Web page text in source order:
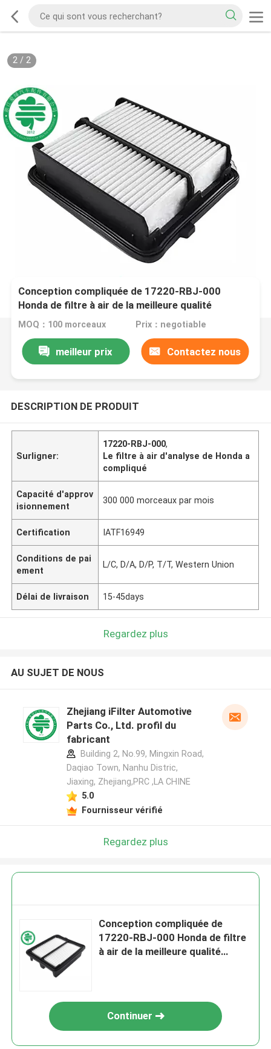
2/ 2
Conception compliquée de 17220-RBJ-000
Honda de filtre à air de la meilleure qualité
d'analyse
MOQ：100 morceaux Prix：negotiable
meilleur prix Contactez nous
DESCRIPTION DE PRODUIT
Surligner:
17220-RBJ-000,
Le filtre à air d'analyse de Honda a
compliqué
Capacité d'approv
isionnement
300 000 morceaux par mois
Certification IATF16949
Conditions de pai
ement
L/C, D/A, D/P, T/T, Western Union
Délai de livraison 15-45days
Regardez plus
AU SUJET DE NOUS
Zhejiang iFilter Automotive
Parts Co., Ltd. profil du
fabricant
Building 2, No.99, Mingxin Road,
Daqiao Town, Nanhu Distric,
Jiaxing, Zhejiang,PRC ,LA CHINE
5.0
Fournisseur vérifié
Regardez plus
Conception compliquée de
17220-RBJ-000 Honda de filtre
à air de la meilleure qualité
Continuer